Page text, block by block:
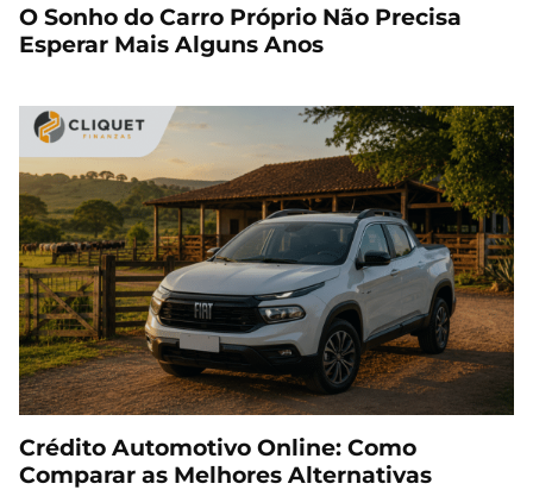
O Sonho do Carro Próprio Não Precisa
Esperar Mais Alguns Anos
Crédito Automotivo Online: Como
Comparar as Melhores Alternativas